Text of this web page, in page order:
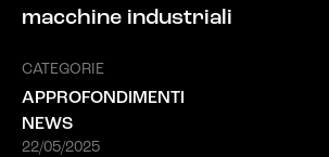
macchine industriali
CATEGORIE
APPROFONDIMENTI
NEWS
22/05/2025